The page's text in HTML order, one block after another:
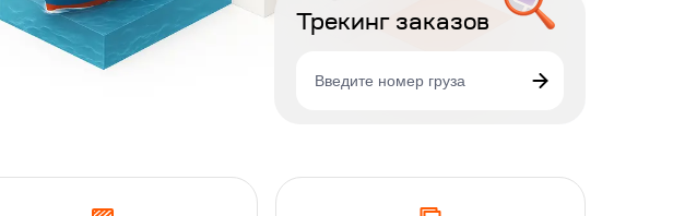
Трекинг заказов